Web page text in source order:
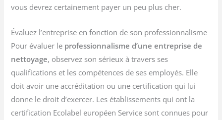
vous devrez certainement payer un peu plus cher.
Évaluez l’entreprise en fonction de son professionnalisme
Pour évaluer le professionnalisme d’une entreprise de
nettoyage, observez son sérieux à travers ses
qualifications et les compétences de ses employés. Elle
doit avoir une accréditation ou une certification qui lui
donne le droit d’exercer. Les établissements qui ont la
certification Ecolabel européen Service sont connues pour